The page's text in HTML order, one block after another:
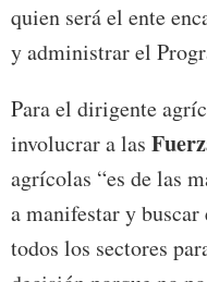
quien será el ente
y administrar el
Para el dirigente
involucrar a las
agrícolas “es de las
a manifestar y
todos los sectores